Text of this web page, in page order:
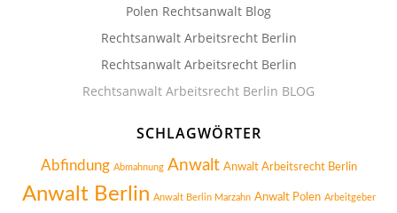
Polen Rechtsanwalt Blog
Rechtsanwalt Arbeitsrecht Berlin
Rechtsanwalt Arbeitsrecht Berlin
Rechtsanwalt Arbeitsrecht Berlin BLOG
SCHLAGWÖRTER
Abfindung Abmahnung Anwalt Anwalt Arbeitsrecht Berlin
Anwalt Berlin Anwalt Berlin Marzahn Anwalt Polen Arbeitgeber